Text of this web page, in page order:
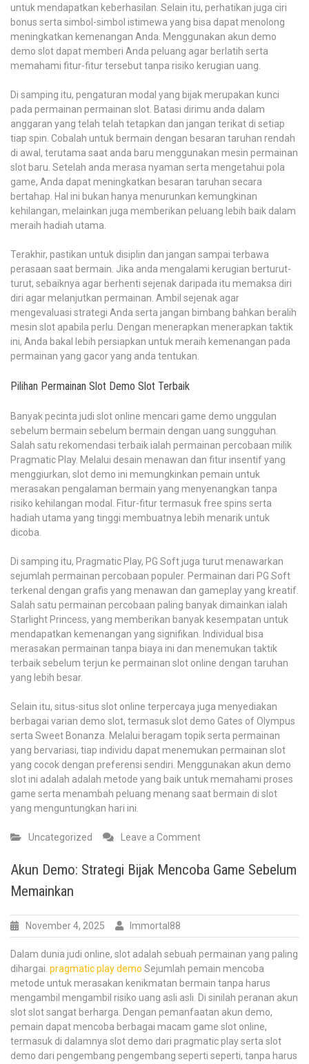
untuk mendapatkan keberhasilan. Selain itu, perhatikan juga ciri
bonus serta simbol-simbol istimewa yang bisa dapat menolong
meningkatkan kemenangan Anda. Menggunakan akun demo
demo slot dapat memberi Anda peluang agar berlatih serta
memahami fitur-fitur tersebut tanpa risiko kerugian uang.
Di samping itu, pengaturan modal yang bijak merupakan kunci
pada permainan permainan slot. Batasi dirimu anda dalam
anggaran yang telah telah tetapkan dan jangan terikat di setiap
tiap spin. Cobalah untuk bermain dengan besaran taruhan rendah
di awal, terutama saat anda baru menggunakan mesin permainan
slot baru. Setelah anda merasa nyaman serta mengetahui pola
game, Anda dapat meningkatkan besaran taruhan secara
bertahap. Hal ini bukan hanya menurunkan kemungkinan
kehilangan, melainkan juga memberikan peluang lebih baik dalam
meraih hadiah utama.
Terakhir, pastikan untuk disiplin dan jangan sampai terbawa
perasaan saat bermain. Jika anda mengalami kerugian berturut-
turut, sebaiknya agar berhenti sejenak daripada itu memaksa diri
diri agar melanjutkan permainan. Ambil sejenak agar
mengevaluasi strategi Anda serta jangan bimbang bahkan beralih
mesin slot apabila perlu. Dengan menerapkan menerapkan taktik
ini, Anda bakal lebih persiapkan untuk meraih kemenangan pada
permainan yang gacor yang anda tentukan.
Pilihan Permainan Slot Demo Slot Terbaik
Banyak pecinta judi slot online mencari game demo unggulan
sebelum bermain sebelum bermain dengan uang sungguhan.
Salah satu rekomendasi terbaik ialah permainan percobaan milik
Pragmatic Play. Melalui desain menawan dan fitur insentif yang
menggiurkan, slot demo ini memungkinkan pemain untuk
merasakan pengalaman bermain yang menyenangkan tanpa
risiko kehilangan modal. Fitur-fitur termasuk free spins serta
hadiah utama yang tinggi membuatnya lebih menarik untuk
dicoba.
Di samping itu, Pragmatic Play, PG Soft juga turut menawarkan
sejumlah permainan percobaan populer. Permainan dari PG Soft
terkenal dengan grafis yang menawan dan gameplay yang kreatif.
Salah satu permainan percobaan paling banyak dimainkan ialah
Starlight Princess, yang memberikan banyak kesempatan untuk
mendapatkan kemenangan yang signifikan. Individual bisa
merasakan permainan tanpa biaya ini dan menemukan taktik
terbaik sebelum terjun ke permainan slot online dengan taruhan
yang lebih besar.
Selain itu, situs-situs slot online terpercaya juga menyediakan
berbagai varian demo slot, termasuk slot demo Gates of Olympus
serta Sweet Bonanza. Melalui beragam topik serta permainan
yang bervariasi, tiap individu dapat menemukan permainan slot
yang cocok dengan preferensi sendiri. Menggunakan akun demo
slot ini adalah adalah metode yang baik untuk memahami proses
game serta menambah peluang menang saat bermain di slot
yang menguntungkan hari ini.
Uncategorized Leave a Commenton
Terperinci
Dalam
Permainan
Populer
Akun Demo: Strategi Bijak Mencoba Game Sebelum
Memainkan
November 4, 2025 Immortal88
Dalam dunia judi online, slot adalah sebuah permainan yang paling
dihargai. pragmatic play demo Sejumlah pemain mencoba
metode untuk merasakan kenikmatan bermain tanpa harus
mengambil mengambil risiko uang asli asli. Di sinilah peranan akun
slot slot sangat berharga. Dengan pemanfaatan akun demo,
pemain dapat mencoba berbagai macam game slot online,
termasuk di dalamnya slot demo dari pragmatic play serta slot
demo dari pengembang pengembang seperti seperti, tanpa harus